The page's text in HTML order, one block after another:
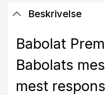
Beskrivelse
Babolat
Babolats
mest